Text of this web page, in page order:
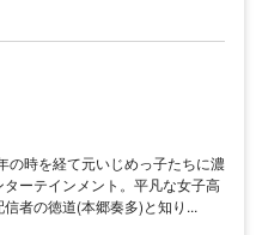
の時を経て元いじめっ子たちに濃
ーテインメント。平凡な女子高
者の徳道(本郷奏多)と知り...